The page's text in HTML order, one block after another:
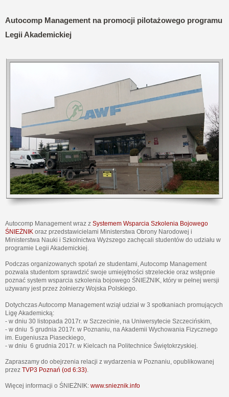
Autocomp Management na promocji pilotażowego programu
Legii Akademickiej
Autocomp Management wraz z Systemem Wsparcia Szkolenia Bojowego
ŚNIEŻNIK oraz przedstawicielami Ministerstwa Obrony Narodowej i
Ministerstwa Nauki i Szkolnictwa Wyższego zachęcali studentów do udziału w
programie Legii Akademickiej.
Podczas organizowanych spotań ze studentami, Autocomp Management
pozwala studentom sprawdzić swoje umiejętności strzeleckie oraz wstępnie
poznać system wsparcia szkolenia bojowego ŚNIEŻNIK, który w pełnej wersji
używany jest przez żołnierzy Wojska Polskiego.
Dotychczas Autocomp Management wziął udział w 3 spotkaniach promujących
Ligę Akademicką:
- w dniu 30 listopada 2017r. w Szczecinie, na Uniwersytecie Szczecińskim,
- w dniu 5 grudnia 2017r. w Poznaniu, na Akademii Wychowania Fizycznego
im. Eugeniusza Piaseckiego,
- w dniu 6 grudnia 2017r. w Kielcach na Politechnice Świętokrzyskiej.
Zapraszamy do obejrzenia relacji z wydarzenia w Poznaniu, opublikowanej
przez TVP3 Poznań (od 6:33).
Więcej informacji o ŚNIEŻNIK: www.snieznik.info